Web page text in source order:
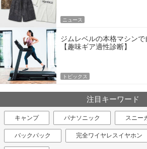
ニュース
ジムレベルの本格マシンで
【趣味ギア適性診断】
トピックス
注目キーワード
キャンプ パナソニック スニー
バックパック 完全ワイヤレスイヤホン